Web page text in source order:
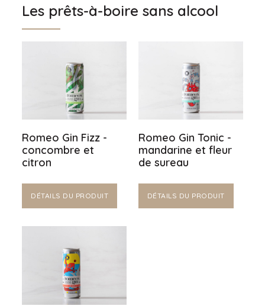
Les prêts-à-boire sans alcool
Romeo Gin Fizz -
concombre et
citron
DÉTAILS DU PRODUIT
Romeo Gin Tonic -
mandarine et fleur
de sureau
DÉTAILS DU PRODUIT